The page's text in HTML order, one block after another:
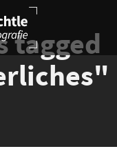
tagged